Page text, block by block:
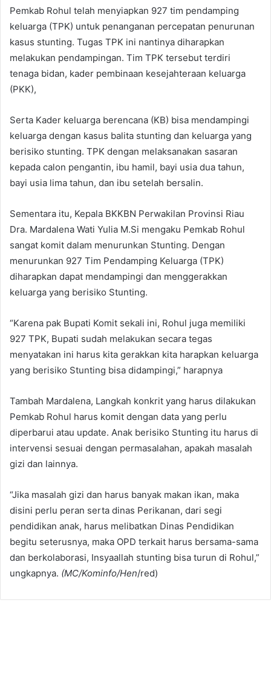
Pemkab Rohul telah menyiapkan 927 tim pendamping
keluarga (TPK) untuk penanganan percepatan penurunan
kasus stunting. Tugas TPK ini nantinya diharapkan
melakukan pendampingan. Tim TPK tersebut terdiri
tenaga bidan, kader pembinaan kesejahteraan keluarga
(PKK),
Serta Kader keluarga berencana (KB) bisa mendampingi
keluarga dengan kasus balita stunting dan keluarga yang
berisiko stunting. TPK dengan melaksanakan sasaran
kepada calon pengantin, ibu hamil, bayi usia dua tahun,
bayi usia lima tahun, dan ibu setelah bersalin.
Sementara itu, Kepala BKKBN Perwakilan Provinsi Riau
Dra. Mardalena Wati Yulia M.Si mengaku Pemkab Rohul
sangat komit dalam menurunkan Stunting. Dengan
menurunkan 927 Tim Pendamping Keluarga (TPK)
diharapkan dapat mendampingi dan menggerakkan
keluarga yang berisiko Stunting.
“Karena pak Bupati Komit sekali ini, Rohul juga memiliki
927 TPK, Bupati sudah melakukan secara tegas
menyatakan ini harus kita gerakkan kita harapkan keluarga
yang berisiko Stunting bisa didampingi,” harapnya
Tambah Mardalena, Langkah konkrit yang harus dilakukan
Pemkab Rohul harus komit dengan data yang perlu
diperbarui atau update. Anak berisiko Stunting itu harus di
intervensi sesuai dengan permasalahan, apakah masalah
gizi dan lainnya.
“Jika masalah gizi dan harus banyak makan ikan, maka
disini perlu peran serta dinas Perikanan, dari segi
pendidikan anak, harus melibatkan Dinas Pendidikan
begitu seterusnya, maka OPD terkait harus bersama-sama
dan berkolaborasi, Insyaallah stunting bisa turun di Rohul,”
ungkapnya. (MC/Kominfo/Hen/red)